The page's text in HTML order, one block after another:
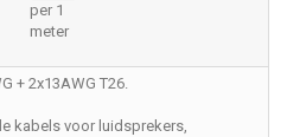
per 1
meter
+ 2x13AWG T26.
kabels voor luidsprekers,